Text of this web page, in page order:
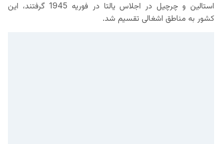
استالین و چرچیل در اجلاس یالتا در فوریه 1945 گرفتند، این
کشور به مناطق اشغالی تقسیم شد.